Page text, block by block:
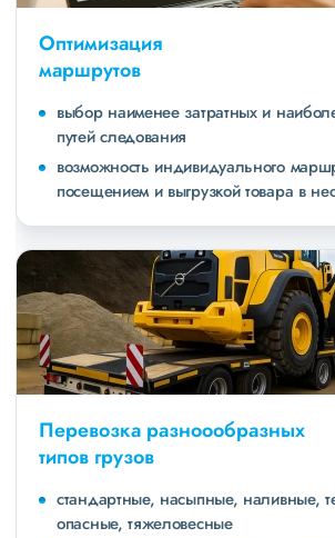
Оптимизация
маршрутов
выбор наименее затратных и
путей следования
возможность индивидуального
посещением и выгрузкой товара в
Перевозка разноообразных
типов грузов
стандартные, насыпные, наливные,
опасные, тяжеловесные